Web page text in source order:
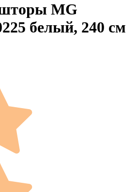
MG
белый, 240 см